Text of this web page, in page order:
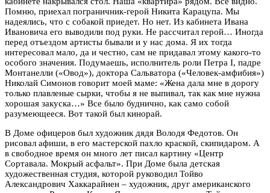
Помню, приехал пограничник-герой Никита Карацупа. Мы
надеялись, что с собакой приедет. Но нет. Из кабинета Ивана
Ивановича его выводили под руки. Не рассчитал герой… Иногда
перед отъездом артисты бывали и у нас дома. Я их тогда
интересовал мало, да и честно, сам не придавал этому какого-то
особого значения. Подумаешь, исполнитель роли Петра I, падре
Монтанелли («Овод»), доктора Сальватора («Человек-амфибия»)
Николай Симонов говорит моей маме: «Жена дала мне в дорогу
только плавленые сырки, чтобы я не выпивал, так как мне нужна
хорошая закуска…» Все было буднично, как само собой
разумеющееся. Вот такой был кинорай.
В Доме офицеров был художник дядя Володя Федотов. Он
рисовал афиши, в его мастерской пахло краской, скипидаром. А
в свободное время он много лет писал картину «Центр
Сортавала. Мокрый асфальт». При Доме была детская
художественная студия, которой руководил Тойво
Александрович Хаккарайнен – художник, друг американского